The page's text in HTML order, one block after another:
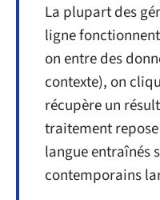
La plupart des
ligne
on entre des
contexte), on
récupère un
traitement
langue entraînés
contemporains